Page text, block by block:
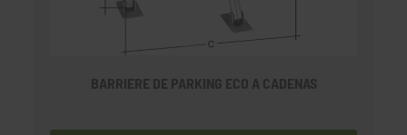
BARRIERE DE PARKING ECO A CADENAS